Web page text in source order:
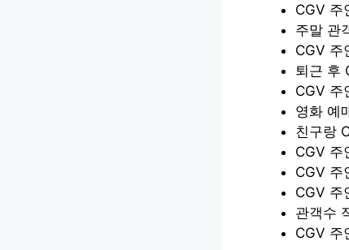
CGV 주
주말 관
CGV 주
퇴근 후
CGV 주
영화 예
친구랑
CGV 주
CGV 주
CGV 주
관객수
CGV 주